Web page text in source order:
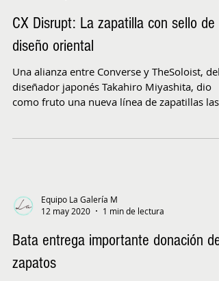
CX Disrupt: La zapatilla con sello de
diseño oriental
Una alianza entre Converse y TheSoloist, del
diseñador japonés Takahiro Miyashita, dio
como fruto una nueva línea de zapatillas
Equipo La Galería M
12 may 2020
1 min de lectura
Bata entrega importante donación de
zapatos